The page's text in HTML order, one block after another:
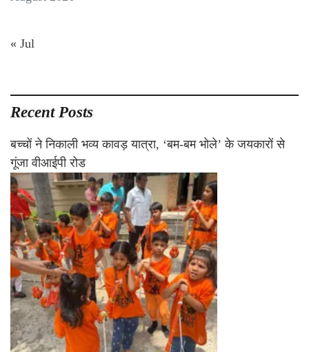
« Jul
Recent Posts
बच्चों ने निकाली भव्य कावड़ यात्रा, ‘बम-बम भोले’ के जयकारों से
गूंजा वीआईपी रोड